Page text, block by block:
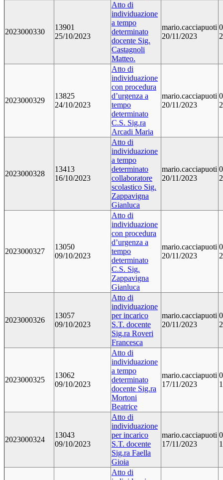
2023000330
13901
25/10/2023
Atto di
individuazione
a tempo
determinato
docente Sig.
Castagnoli
Matteo.
mario.cacciapuoti
20/11/2023
2023000329
13825
24/10/2023
Atto di
individuazione
con procedura
d’urgenza a
tempo
determinato
C.S. Sig.ra
Arcadi Maria
mario.cacciapuoti
20/11/2023
2023000328
13413
16/10/2023
Atto di
individuazione
a tempo
determinato
collaboratore
scolastico Sig.
Zappavigna
Gianluca
mario.cacciapuoti
20/11/2023
2023000327
13050
09/10/2023
Atto di
individuazione
con procedura
d’urgenza a
tempo
determinato
C.S. Sig.
Zappavigna
Gianluca
mario.cacciapuoti
20/11/2023
2023000326
13057
09/10/2023
Atto di
individuazione
per incarico
S.T. docente
Sig.ra Roveri
Francesca
mario.cacciapuoti
20/11/2023
2023000325
13062
09/10/2023
Atto di
individuazione
a tempo
determinato
docente Sig.ra
Mortoni
Beatrice
mario.cacciapuoti
17/11/2023
2023000324
13043
09/10/2023
Atto di
individuazione
per incarico
S.T. docente
Sig.ra Faella
Gioia
mario.cacciapuoti
17/11/2023
Atto di